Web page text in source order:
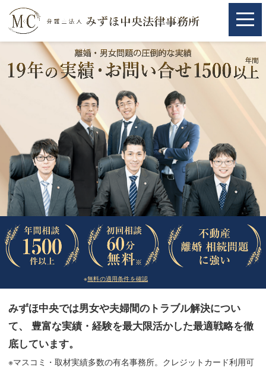
取扱分野
相続・遺言
離婚（夫婦間トラブル）
企業法務
労働問題（解雇，残業等）
刑事弁護
交通事故
法律相談など（その他）
お客様へ
みずほ中央の特長・実質編
※無料の適用条件を確認
みずほ中央では男女や夫婦間のトラブル解決につい
て、 豊富な実績・経験を最大限活かした最適戦略を徹
底しています。
※マスコミ・取材実績多数の有名事務所。クレジットカード利用可
取扱分野
相続・遺言
離婚（夫婦間トラブル）
企業法務
労働問題（解雇，残業等）
刑事弁護
交通事故
法律相談など（その他）
お客様へ
みずほ中央の特長・実質編